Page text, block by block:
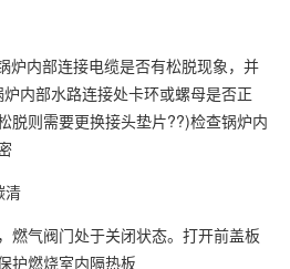
内部连接电缆是否有松脱现象，并
内部水路连接处卡环或螺母是否正
脱则需要更换接头垫片??)检查锅炉内
清
气阀门处于关闭状态。打开前盖板
护燃烧室内隔热板